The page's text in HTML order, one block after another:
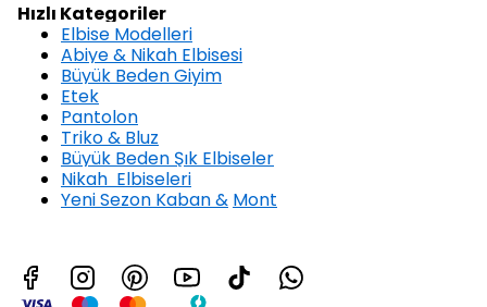
Hızlı Kategoriler
Elbise Modelleri
Abiye & Nikah Elbisesi
Büyük Beden Giyim
Etek
Pantolon
Triko & Bluz
Büyük Beden Şık Elbiseler
Nikah Elbiseleri
Yeni Sezon Kaban & Mont